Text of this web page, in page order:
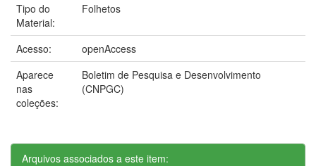
Tipo do
Material:
Folhetos
Acesso:
openAccess
Aparece
nas
coleções:
Boletim de Pesquisa e Desenvolvimento
(CNPGC)
Arquivos associados a este item: